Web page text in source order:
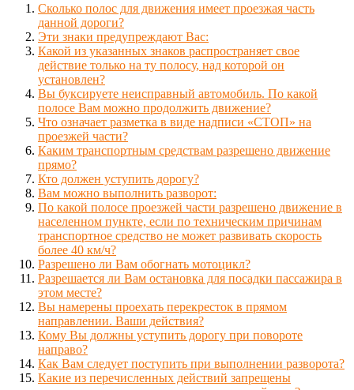
Сколько полос для движения имеет проезжая часть
данной дороги?
Эти знаки предупреждают Вас:
Какой из указанных знаков распространяет свое
действие только на ту полосу, над которой он
установлен?
Вы буксируете неисправный автомобиль. По какой
полосе Вам можно продолжить движение?
Что означает разметка в виде надписи «СТОП» на
проезжей части?
Каким транспортным средствам разрешено движение
прямо?
Кто должен уступить дорогу?
Вам можно выполнить разворот:
По какой полосе проезжей части разрешено движение в
населенном пункте, если по техническим причинам
транспортное средство не может развивать скорость
более 40 км/ч?
Разрешено ли Вам обогнать мотоцикл?
Разрешается ли Вам остановка для посадки пассажира в
этом месте?
Вы намерены проехать перекресток в прямом
направлении. Ваши действия?
Кому Вы должны уступить дорогу при повороте
направо?
Как Вам следует поступить при выполнении разворота?
Какие из перечисленных действий запрещены